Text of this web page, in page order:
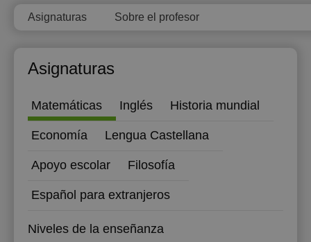
Asignaturas Sobre el profesor
Asignaturas
Matemáticas Inglés Historia mundial
Economía Lengua Castellana
Apoyo escolar Filosofía
Español para extranjeros
Niveles de la enseñanza